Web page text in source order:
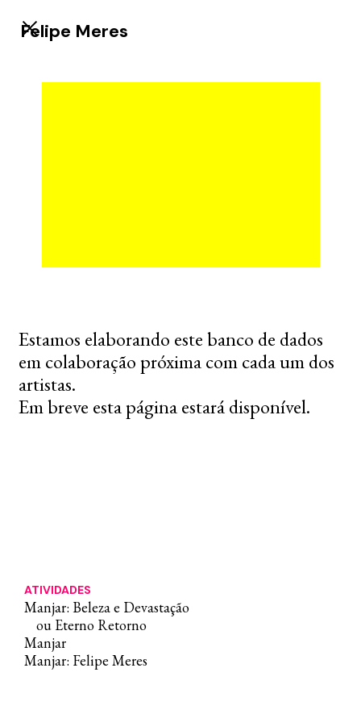
Felipe Meres
ATIVIDADES
Manjar: Beleza e Devastação
ou Eterno Retorno
Manjar
Manjar: Felipe Meres
Estamos elaborando este banco de dados
em colaboração próxima com cada um dos
artistas.
Em breve esta página estará disponível.